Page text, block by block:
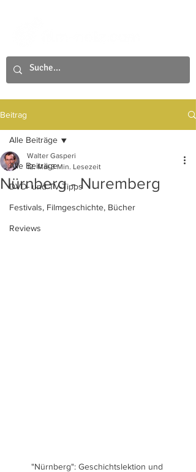
Beitrag
Alle Beiträge
DVD- und TV-Tipps
Festivals, Filmgeschichte, Bücher
Reviews
Alle Beiträge
Nürnberg - Nuremberg
Walter Gasperi
12. Mai 3 Min. Lesezeit
"Nürnberg": Geschichtslektion und